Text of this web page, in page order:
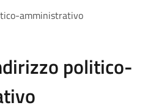
amministrativo
politico-